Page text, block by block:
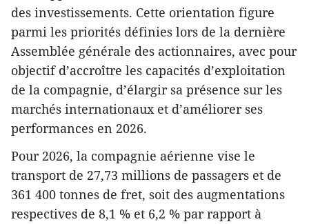
des investissements. Cette orientation figure
parmi les priorités définies lors de la dernière
Assemblée générale des actionnaires, avec pour
objectif d’accroître les capacités d’exploitation
de la compagnie, d’élargir sa présence sur les
marchés internationaux et d’améliorer ses
performances en 2026.
Pour 2026, la compagnie aérienne vise le
transport de 27,73 millions de passagers et de
361 400 tonnes de fret, soit des augmentations
respectives de 8,1 % et 6,2 % par rapport à